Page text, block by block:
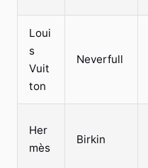
Loui
s
Vuit
ton
Neverfull
Her
mès
Birkin